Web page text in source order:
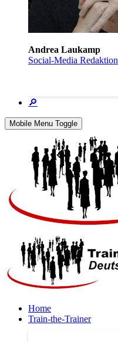
Andrea Laukamp
Social-Media Redaktion
🔎
Mobile Menu Toggle
Home
Train-the-Trainer